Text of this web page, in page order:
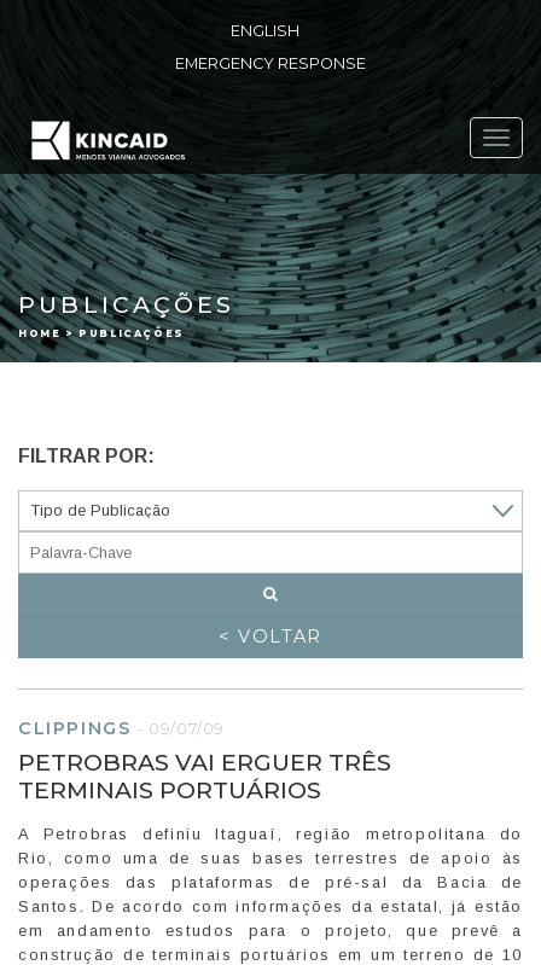
ENGLISH
EMERGENCY RESPONSE
PUBLICAÇÕES
HOME > PUBLICAÇÕES
FILTRAR POR:
< VOLTAR
CLIPPINGS -09/07/09
PETROBRAS VAI ERGUER TRÊS
TERMINAIS PORTUÁRIOS
A Petrobras definiu Itaguaí, região metropolitana do
Rio, como uma de suas bases terrestres de apoio às
operações das plataformas de pré-sal da Bacia de
Santos. De acordo com informações da estatal, já estão
em andamento estudos para o projeto, que prevê a
construção de terminais portuários em um terreno de 10